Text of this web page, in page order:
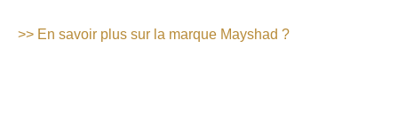
>> En savoir plus sur la marque Mayshad ?